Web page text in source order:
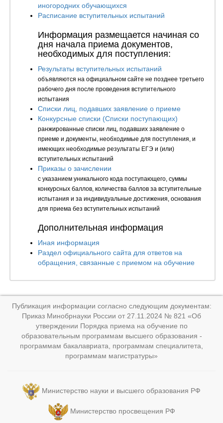
иногородних обучающихся
Расписание вступительных испытаний
Информация размещается начиная со
дня начала приема документов,
необходимых для поступления:
Результаты вступительных испытаний
объявляются на официальном сайте не позднее третьего
рабочего дня после проведения вступительного
испытания
Списки лиц, подавших заявление о приеме
Конкурсные списки (Списки поступающих)
ранжированные списки лиц, подавших заявление о
приеме и документы, необходимые для поступления, и
имеющих необходимые результаты ЕГЭ и (или)
вступительных испытаний
Приказы о зачислении
с указанием уникального кода поступающего, суммы
конкурсных баллов, количества баллов за вступительные
испытания и за индивидуальные достижения, основания
для приема без вступительных испытаний
Дополнительная информация
Иная информация
Раздел официального сайта для ответов на
обращения, связанные с приемом на обучение
Публикация информации согласно следующим документам:
Приказ Минобрнауки России от 27.11.2024 № 821 «Об
утверждении Порядка приема на обучение по
образовательным программам высшего образования -
программам бакалавриата, программам специалитета,
программам магистратуры»
Министерство науки и высшего образования РФ
Министерство просвещения РФ